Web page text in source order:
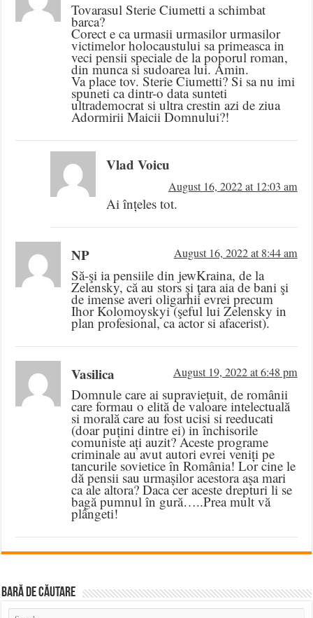
Tovarasul Sterie Ciumetti a schimbat
barca?
Corect e ca urmasii urmasilor urmasilor
victimelor holocaustului sa primeasca in
veci pensii speciale de la poporul roman,
din munca si sudoarea lui. Amin.
Va place tov. Sterie Ciumetti? Si sa nu imi
spuneti ca dintr-o data sunteti
ultrademocrat si ultra crestin azi de ziua
Adormirii Maicii Domnului?!
Vlad Voicu
August 16, 2022 at 12:03 am
Ai înțeles tot.
NP August 16, 2022 at 8:44 am
Să-şi ia pensiile din jewKraina, de la
Zelensky, că au stors şi ţara aia de bani şi
de imense averi oligarhii evrei precum
Ihor Kolomoyskyi (şeful lui Zelensky in
plan profesional, ca actor si afacerist).
Vasilica August 19, 2022 at 6:48 pm
Domnule care ai supraviețuit, de românii
care formau o elită de valoare intelectuală
si morală care au fost ucisi si reeducati
(doar puțini dintre ei) in închisorile
comuniste ați auzit? Aceste programe
criminale au avut autori evrei veniți pe
tancurile sovietice în România! Lor cine le
dă pensii sau urmașilor acestora așa mari
ca ale altora? Daca cer aceste drepturi li se
bagă pumnul în gură…..Prea mult vă
plângeti!
BARĂ DE CĂUTARE